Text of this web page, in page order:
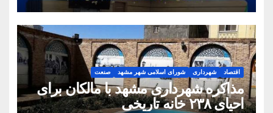
اقتصاد شهرداری شورای اسلامی شهر مشهد صنعت
مذاکره شهرداری مشهد با مالکان برای
احیای ۲۳۸ خانه تاریخی